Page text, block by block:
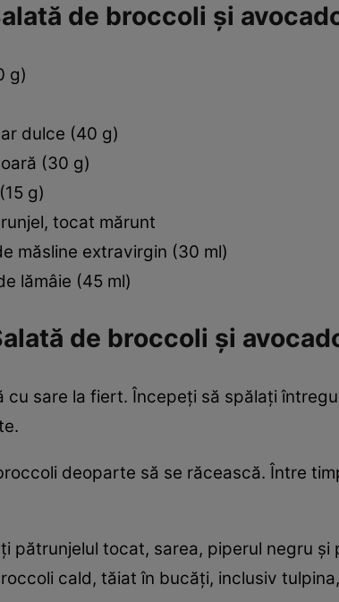
de broccoli şi
g)
dulce (40 g)
(30 g)
g)
tocat mărunt
măsline extravirgin (30 ml)
lămâie (45 ml)
de broccoli şi
cu sare la fiert. Începeţi să spălaţi
deoparte să se răcească. Între
pătrunjelul tocat, sarea, piperul negru
cald, tăiat în bucăţi, inclusiv